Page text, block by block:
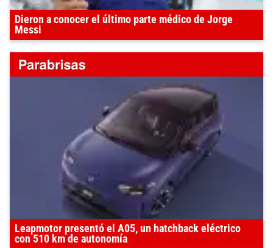
Dieron a conocer el último parte médico de Jorge
Messi
Leapmotor presentó el A05, un hatchback eléctrico
con 510 km de autonomía